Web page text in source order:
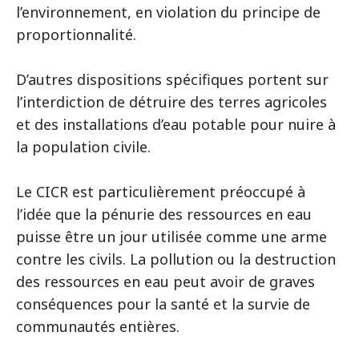
l’environnement, en violation du principe de
proportionnalité.
D’autres dispositions spécifiques portent sur
l’interdiction de détruire des terres agricoles
et des installations d’eau potable pour nuire à
la population civile.
Le CICR est particulièrement préoccupé à
l’idée que la pénurie des ressources en eau
puisse être un jour utilisée comme une arme
contre les civils. La pollution ou la destruction
des ressources en eau peut avoir de graves
conséquences pour la santé et la survie de
communautés entières.